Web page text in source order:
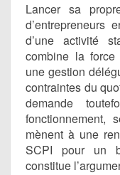
Lancer sa
d’entrepreneurs
d’une activité
combine la force
une gestion
contraintes du
demande
fonctionnement,
mènent à une
SCPI pour un
constitue